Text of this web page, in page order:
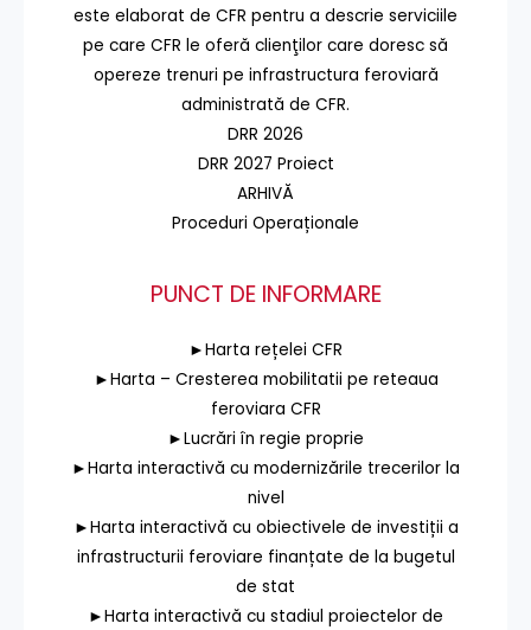
este elaborat de CFR pentru a descrie serviciile
pe care CFR le oferă clienţilor care doresc să
opereze trenuri pe infrastructura feroviară
administrată de CFR.
DRR 2026
DRR 2027 Proiect
ARHIVĂ
Proceduri Operaționale
PUNCT DE INFORMARE
►Harta rețelei CFR
►Harta – Cresterea mobilitatii pe reteaua
feroviara CFR
►Lucrări în regie proprie
►Harta interactivă cu modernizările trecerilor la
nivel
►Harta interactivă cu obiectivele de investiții a
infrastructurii feroviare finanțate de la bugetul
de stat
►Harta interactivă cu stadiul proiectelor de